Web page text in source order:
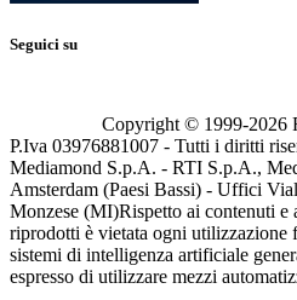
Seguici su
Copyright © 1999-2026
P.Iva 03976881007 - Tutti i diritti
Mediamond S.p.A. - RTI S.p.A.,
Amsterdam (Paesi Bassi) - Uffici
Monzese (MI)Rispetto ai contenuti e
riprodotti è vietata ogni utilizzazione
sistemi di intelligenza artificiale
espresso di utilizzare mezzi